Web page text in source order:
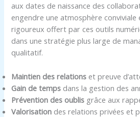
aux dates de naissance des
engendre une atmosphère conviviale
rigoureux offert par ces outils
dans une stratégie plus large de
qualitatif.
Maintien des relations et preuve
Gain de temps dans la gestion des
Prévention des oublis grâce aux
Valorisation des relations privées et